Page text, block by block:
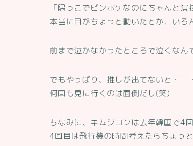
「隅っこでピンボケなのにちゃんと演
本当に目がちょっと動いたとか、いろ
前まで泣かなかったところで泣くなん
でもやっぱり、推しが出てないと・・
何回も見に行くのは面倒だし(笑)
ちなみに、キムジヨンは去年韓国で4
4回目は飛行機の時間考えたらちょっ